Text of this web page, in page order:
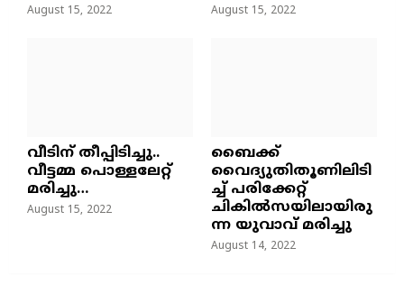
August 15, 2022 August 15, 2022
വീടിന് തീപ്പിടിച്ചു..
വീട്ടമ്മ പൊള്ളലേറ്റ്
മരിച്ചു…
August 15, 2022
ബൈക്ക്
വൈദ്യുതിതൂണിലിടി
ച്ച്‌ പരിക്കേറ്റ്
ചികില്‍സയിലായിരു
ന്ന യുവാവ് മരിച്ചു
August 14, 2022